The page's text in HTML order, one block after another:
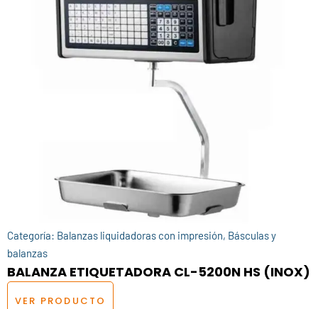
Categoría: Balanzas liquidadoras con impresión, Básculas y
balanzas
BALANZA ETIQUETADORA CL-5200N HS (INOX)
VER PRODUCTO